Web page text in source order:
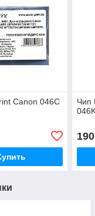
Canon 046C
Чип
190